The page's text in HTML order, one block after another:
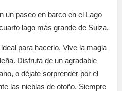
un paseo en barco en el Lago
lago más grande de Suiza.
para hacerlo. Vive la magia
Disfruta de un agradable
o déjate sorprender por el
las nieblas de otoño. Siempre